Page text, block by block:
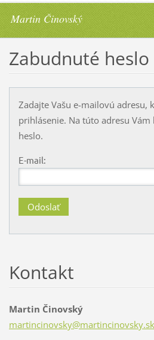
Martin Činovský
Zabudnuté heslo
Zadajte Vašu e-mailovú adresu,
prihlásenie. Na túto adresu Vám
heslo.
E-mail:
Kontakt
Martin Činovský
martincinovsky@martincinovsky.sk